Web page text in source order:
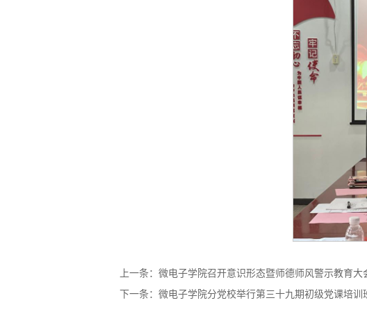
上一条： 微电子学院召开意识形态暨师德师风警示教育大
下一条： 微电子学院分党校举行第三十九期初级党课培